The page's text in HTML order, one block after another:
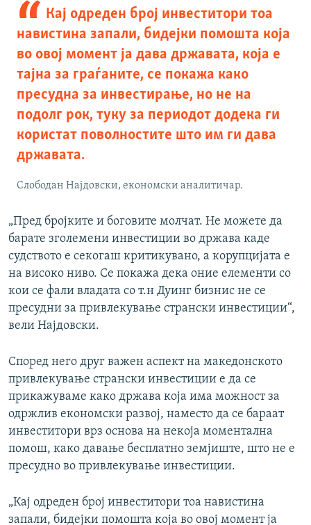
Кај одреден број инвеститори тоа
навистина запали, бидејки помошта која
во овој момент ја дава државата, која е
тајна за граѓаните, се покажа како
пресудна за инвестирање, но не на
подолг рок, туку за периодот додека ги
користат поволностите што им ги дава
државата.
Слободан Најдовски, економски аналитичар.
„Пред бројките и боговите молчат. Не можете да
барате зголемени инвестиции во држава каде
судството е секогаш критикувано, а корупцијата е
на високо ниво. Се покажа дека оние елементи со
кои се фали владата со т.н Дуинг бизнис не се
пресудни за привлекување странски инвестиции“,
вели Најдовски.
Според него друг важен аспект на македонското
привлекување странски инвестиции е да се
прикажуваме како држава која има можност за
одржлив економски развој, наместо да се бараат
инвеститори врз основа на некоја моментална
помош, како давање бесплатно земјиште, што не е
пресудно во привлекување инвестиции.
„Кај одреден број инвеститори тоа навистина
запали, бидејки помошта која во овој момент ја